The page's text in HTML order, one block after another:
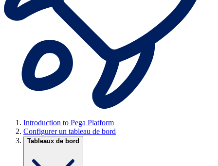
Introduction to Pega Platform
Configurer un tableau de bord
Tableaux de bord